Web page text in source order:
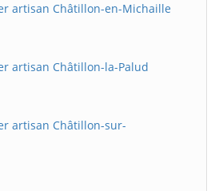
artisan Châtillon-en-Michaille
artisan Châtillon-la-Palud
artisan Châtillon-sur-